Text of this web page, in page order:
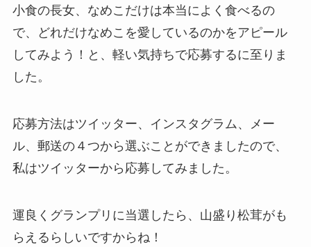
小食の長女、なめこだけは本当によく食べるの
で、どれだけなめこを愛しているのかをアピール
してみよう！と、軽い気持ちで応募するに至りま
した。
応募方法はツイッター、インスタグラム、メー
ル、郵送の４つから選ぶことができましたので、
私はツイッターから応募してみました。
運良くグランプリに当選したら、山盛り松茸がも
らえるらしいですからね！